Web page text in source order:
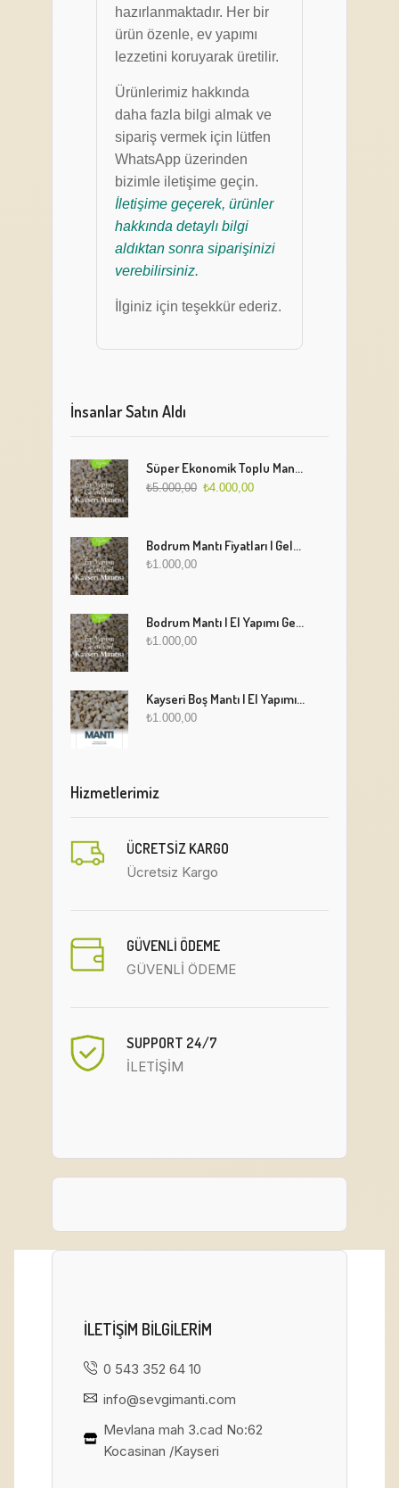
hazırlanmaktadır. Her bir
ürün özenle, ev yapımı
lezzetini koruyarak üretilir.
Ürünlerimiz hakkında
daha fazla bilgi almak ve
sipariş vermek için lütfen
WhatsApp üzerinden
bizimle iletişime geçin.
İletişime geçerek, ürünler
hakkında detaylı bilgi
aldıktan sonra siparişinizi
verebilirsiniz.
İlginiz için teşekkür ederiz.
İnsanlar Satın Aldı
Süper Ekonomik Toplu Mantı Paketi (5 Kg)
₺5.000,00 ₺4.000,00
Bodrum Mantı Fiyatları | Geleneksel Türk Mantısı Online Sipariş
₺1.000,00
Bodrum Mantı | El Yapımı Geleneksel Mantı Lezzeti
₺1.000,00
Kayseri Boş Mantı | El Yapımı Geleneksel Fırınlanmış Mantı
₺1.000,00
Hizmetlerimiz
ÜCRETSIZ KARGO
Ücretsiz Kargo
GÜVENLİ ÖDEME
GÜVENLİ ÖDEME
SUPPORT 24/7
İLETİŞİM
ILETIŞIM BILGILERIM
0 543 352 64 10
info@sevgimanti.com
Mevlana mah 3.cad No:62
Kocasinan /Kayseri